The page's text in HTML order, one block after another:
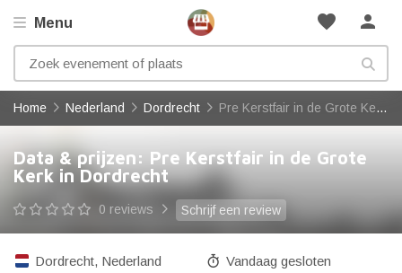
favorite person
Menu
Home Nederland Dordrecht Pre Kerstfair in de Grote Kerk in Dordrecht
Data & prijzen: Pre Kerstfair in de Grote
Kerk in Dordrecht
0 reviews Schrijf een review
Dordrecht, Nederland
Vandaag gesloten